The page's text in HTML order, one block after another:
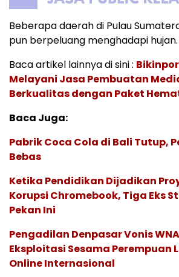
Beberapa daerah di Pulau
pun berpeluang menghadapi hujan.
Baca artikel lainnya di sini :
Melayani Jasa Pembuatan
Berkualitas dengan Paket
Baca Juga:
Pabrik Coca Cola di Bali Tutup,
Bebas
Ketika Pendidikan Dijadikan
Korupsi Chromebook, Tiga Eks
Pekan Ini
Pengadilan Denpasar Vonis
Eksploitasi Sesama Perempuan
Online Internasional